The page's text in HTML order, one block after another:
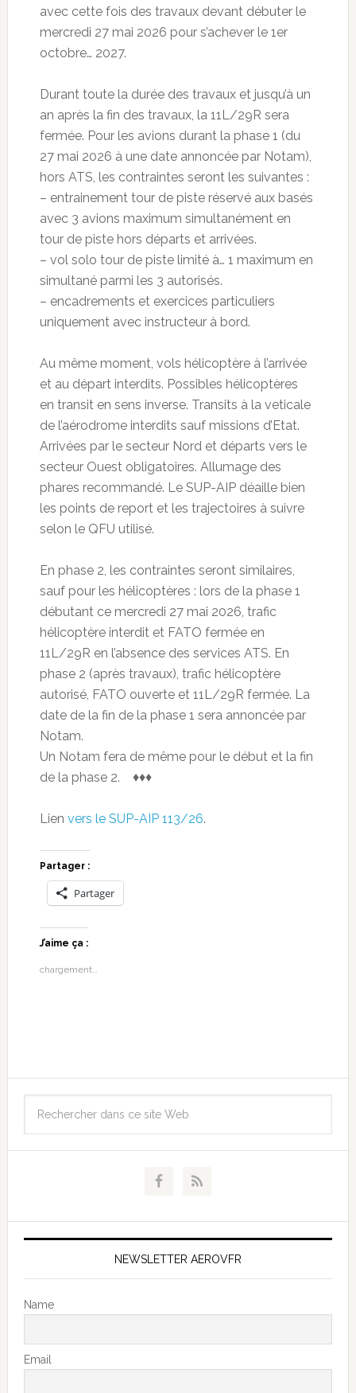
avec cette fois des travaux devant débuter le
mercredi 27 mai 2026 pour s’achever le 1er
octobre… 2027.
Durant toute la durée des travaux et jusqu’à un
an après la fin des travaux, la 11L/29R sera
fermée. Pour les avions durant la phase 1 (du
27 mai 2026 à une date annoncée par Notam),
hors ATS, les contraintes seront les suivantes :
– entrainement tour de piste réservé aux basés
avec 3 avions maximum simultanément en
tour de piste hors départs et arrivées.
– vol solo tour de piste limité à… 1 maximum en
simultané parmi les 3 autorisés.
– encadrements et exercices particuliers
uniquement avec instructeur à bord.
Au même moment, vols hélicoptère à l’arrivée
et au départ interdits. Possibles hélicoptères
en transit en sens inverse. Transits à la veticale
de l’aérodrome interdits sauf missions d’Etat.
Arrivées par le secteur Nord et départs vers le
secteur Ouest obligatoires. Allumage des
phares recommandé. Le SUP-AIP déaille bien
les points de report et les trajectoires à suivre
selon le QFU utilisé.
En phase 2, les contraintes seront similaires,
sauf pour les hélicoptères : lors de la phase 1
débutant ce mercredi 27 mai 2026, trafic
hélicoptère interdit et FATO fermée en
11L/29R en l’absence des services ATS. En
phase 2 (après travaux), trafic hélicoptère
autorisé, FATO ouverte et 11L/29R fermée. La
date de la fin de la phase 1 sera annoncée par
Notam.
Un Notam fera de même pour le début et la fin
de la phase 2. ♦♦♦
Lien vers le SUP-AIP 113/26.
Partager :
Partager
J’aime ça :
chargement…
NEWSLETTER AEROVFR
Name
Email